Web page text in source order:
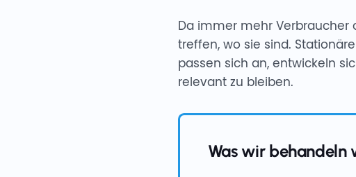
Da immer mehr Verbraucher
treffen, wo sie sind.
passen sich an, entwickeln
relevant zu bleiben.
Was wir behandeln